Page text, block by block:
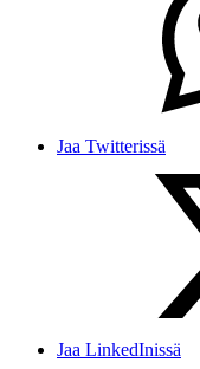
Jaa Twitterissä
Jaa LinkedInissä